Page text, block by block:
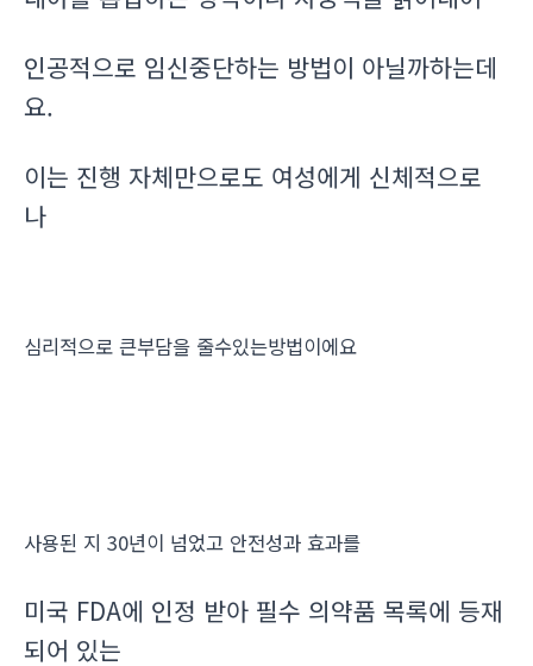
인공적으로 임신중단하는 방법이 아닐까하는데
요.
이는 진행 자체만으로도 여성에게 신체적으로
나
심리적으로 큰부담을 줄수있는방법이에요
사용된 지 30년이 넘었고 안전성과 효과를
미국 FDA에 인정 받아 필수 의약품 목록에 등재
되어 있는